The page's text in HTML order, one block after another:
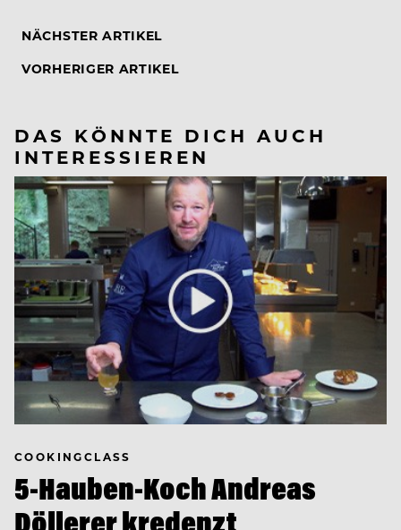
NÄCHSTER ARTIKEL
VORHERIGER ARTIKEL
DAS KÖNNTE DICH AUCH
INTERESSIEREN
COOKINGCLASS
5-Hauben-Koch Andreas